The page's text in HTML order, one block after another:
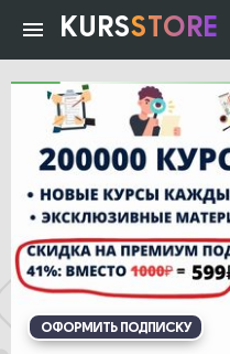
KURSSTORE
ОФОРМИТЬ ПОДПИСКУ